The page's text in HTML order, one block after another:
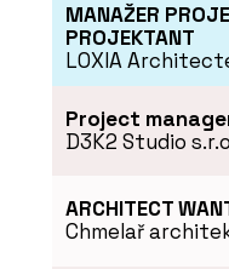
MANAŽER
PROJEKTANT
LOXIA
Project
D3K2 Studio
ARCHITECT
Chmelař